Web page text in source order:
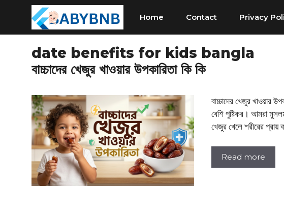
content
Home Contact Privacy
date benefits for kids bangla
বাচ্চাদের খেজুর খাওয়ার উপকারিতা কি কি
বাচ্চাদের খেজুর খাওয়ার
বেশি পুষ্টিকর। আমরা
খেজুর খেলে শরীরের
Read more